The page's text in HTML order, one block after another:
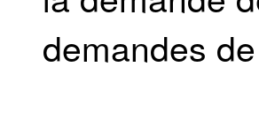
demandes